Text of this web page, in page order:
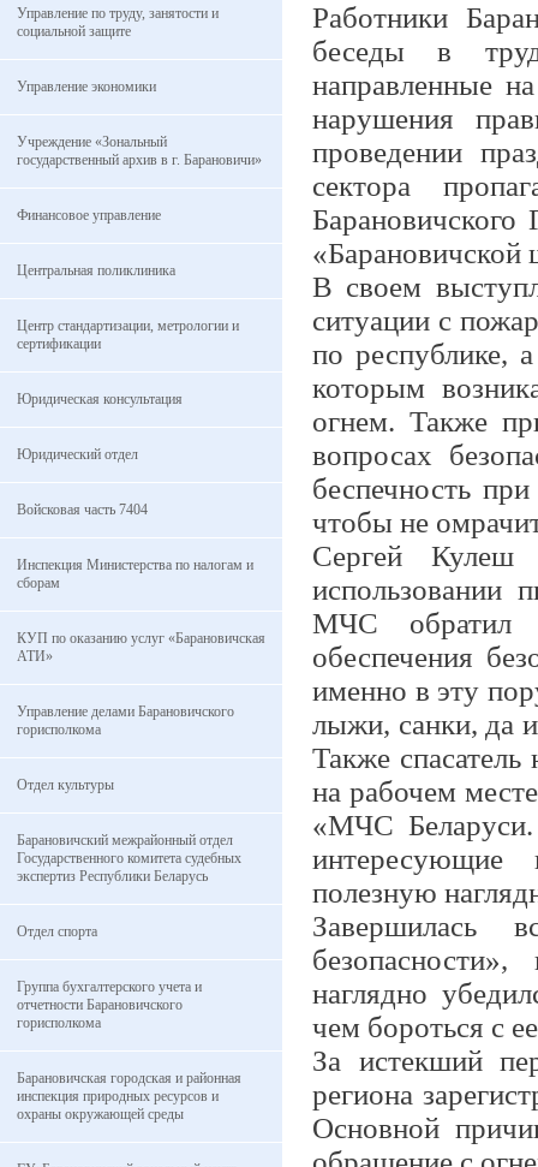
Управление по труду, занятости и
социальной защите
Управление экономики
Учреждение «Зональный
государственный архив в г. Барановичи»
Финансовое управление
Центральная поликлиника
Центр стандартизации, метрологии и
сертификации
Юридическая консультация
Юридический отдел
Войсковая часть 7404
Инспекция Министерства по налогам и
сборам
КУП по оказанию услуг «Барановичская
АТИ»
Управление делами Барановичского
горисполкома
Отдел культуры
Барановичский межрайонный отдел
Государственного комитета судебных
экспертиз Республики Беларусь
Отдел спорта
Группа бухгалтерского учета и
отчетности Барановичского
горисполкома
Барановичская городская и районная
инспекция природных ресурсов и
охраны окружающей среды
Работники
беседы в
направленные
нарушения
проведении
сектора
В своем
ситуации с
по республике,
которым
огнем. Также
вопросах
беспечность
чтобы не
Сергей Кулеш
использовании
МЧС обратил
обеспечения
именно в эту
лыжи, санки, да
Также
на рабочем
«МЧС
полезную
Завершилась
наглядно
чем бороться с
За истекший
региона
Основной